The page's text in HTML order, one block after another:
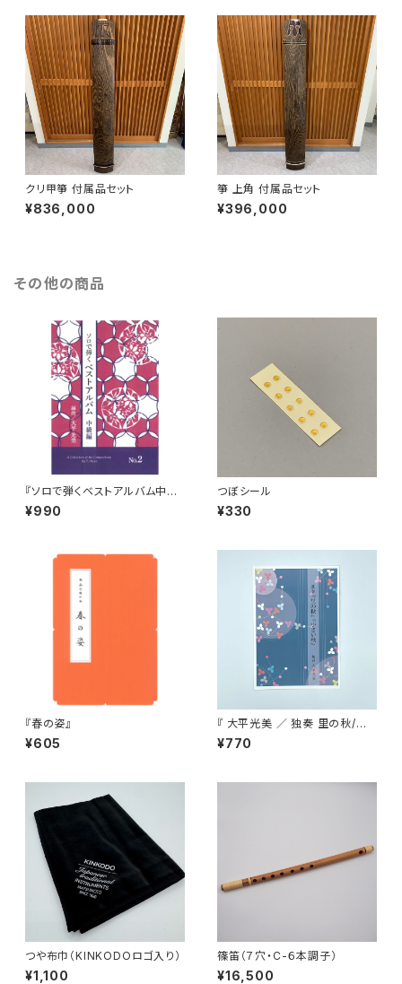
クリ甲箏 付属品セット
¥836,000
箏 上角 付属品セット
¥396,000
その他の商品
『ソロで弾くベストアルバム中級
編 No.2』
¥990
つぼシール
¥330
『春の姿』
¥605
『 大平光美 ／ 独奏 里の秋/小
さい秋 』
¥770
つや布巾（KINKODOロゴ入り）
¥1,100
篠笛（７穴・C-６本調子）
¥16,500